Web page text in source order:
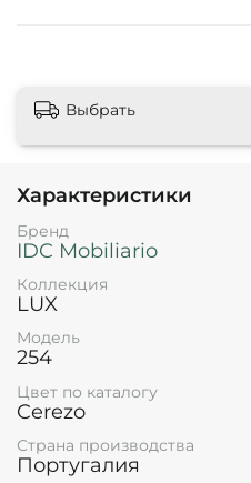
Выбрать
Характеристики
Бренд
IDC Mobiliario
Коллекция
LUX
Модель
254
Цвет по каталогу
Cerezo
Страна производства
Португалия